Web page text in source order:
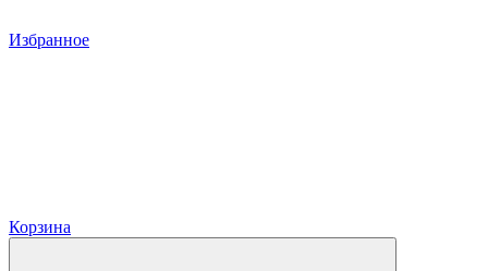
Избранное
Корзина